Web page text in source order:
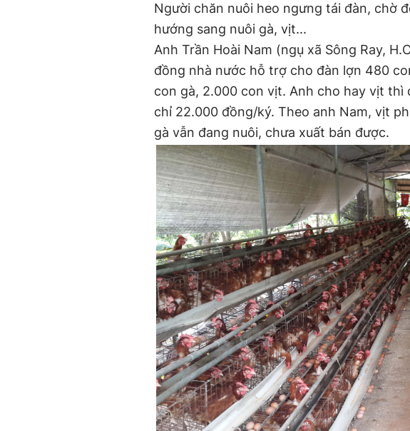
Người chăn nuôi heo ngưng tái đàn, chờ
hướng sang nuôi gà, vịt...
Anh Trần Hoài Nam (ngụ xã Sông Ray,
đồng nhà nước hỗ trợ cho đàn lợn 480
con gà, 2.000 con vịt. Anh cho hay vịt thì
chỉ 22.000 đồng/ký. Theo anh Nam, vịt
gà vẫn đang nuôi, chưa xuất bán được.